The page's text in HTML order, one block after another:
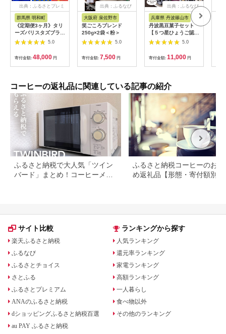
出典：ふるさとプレミ
群馬県 明和町
《定期便3ヶ月》タリ
ーズバリスタズブラッ
ク キリマンジャロ ＜
285ml×24本＞【1ケ
ース】 [ふるさと納税
コーヒー タリーズ 定
期便 ボトルコーヒー
コーヒー 伊藤園コー
ヒー キリマンジャロ
まとめ買い]|10_itn-
222403
5.0
寄付金額: 48,000 円
出典：ふるなび
大阪府 泉佐野市
笑ごころブレンド
250g×2袋＜粉＞
5.0
寄付金額: 7,500 円
出典：ふるなび
兵庫県 丹波篠山市
丹波黒豆菓子セット
【５つ星ひょうご認
定】（黒豆グラッセ・
黒豆煮・きな粉黒豆）
丹波黒豆 きな粉 きな
こ 黒豆煮 煮豆 F011
5.0
寄付金額: 11,000 円
コーヒーの返礼品に関連している記事の紹介
ふるさと納税で大人気「ツイン
バード」まとめ！コーヒーメー
ふるさと納税コーヒーのおす
め返礼品【形態・寄付額別に
サイト比較
楽天ふるさと納税
ふるなび
ふるさとチョイス
さとふる
ふるさとプレミアム
ANAのふるさと納税
dショッピングふるさと納税百選
au PAY ふるさと納税
ランキングから探す
人気ランキング
還元率ランキング
家電ランキング
高額ランキング
一人暮らし
食べ物以外
その他のランキング